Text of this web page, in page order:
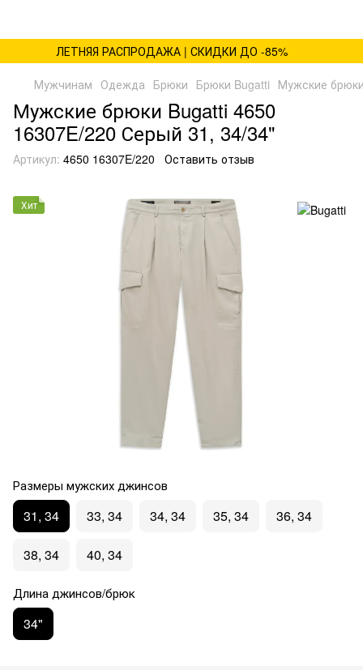
ЛЕТНЯЯ РАСПРОДАЖА | СКИДКИ ДО -85%
Мужчинам Одежда Брюки Брюки Bugatti Мужские
Мужские брюки Bugatti 4650
16307E/220 Серый 31, 34/34"
Артикул: 4650 16307E/220 Оставить отзыв
Хит
Размеры мужских джинсов
31, 34 33, 34 34, 34 35, 34 36, 34
38, 34 40, 34
Длина джинсов/брюк
34"